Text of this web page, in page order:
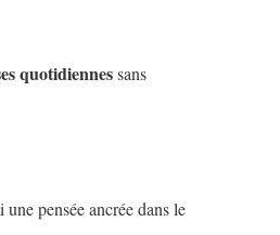
quotidiennessans
pensée ancrée dans le